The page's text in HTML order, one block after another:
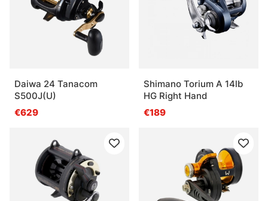
Daiwa 24 Tanacom
S500J(U)
€629
Shimano Torium A 14lb
HG Right Hand
€189